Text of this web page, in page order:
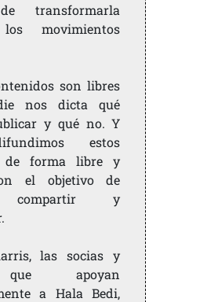
transformarla
movimientos
son libres
nos dicta qué
y qué no. Y
estos
de forma libre y
el objetivo de
compartir y
las socias y
apoyan
a Hala Bedi,